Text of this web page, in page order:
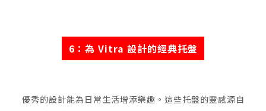
6：為 Vitra 設計的經典托盤
優秀的設計能為日常生活增添樂趣。這些托盤的靈感源自